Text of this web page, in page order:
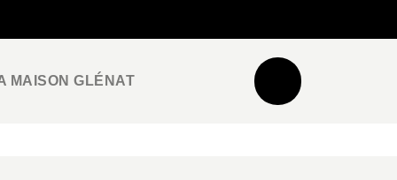
MAISON GLÉNAT